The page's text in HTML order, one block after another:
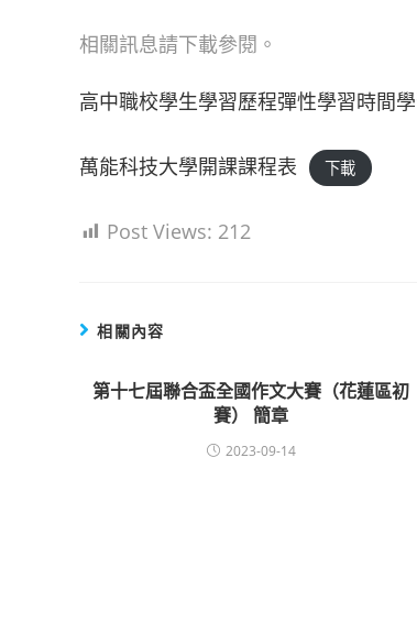
相關訊息請下載參閱。
高中職校學生學習歷程彈性學習時間
萬能科技大學開課課程表 下載
Post Views: 212
相關內容
第十七屆聯合盃全國作文大賽（花蓮區初
賽） 簡章
2023-09-14